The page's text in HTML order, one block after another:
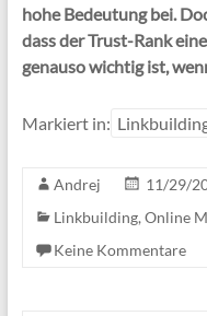
hohe Bedeutung bei.
dass der Trust-Rank
genauso wichtig ist,
Markiert in:
Andrej
11/29/
Linkbuilding, Online
Keine Kommentare